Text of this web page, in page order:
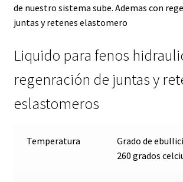
de nuestro sistema sube. Ademas con
juntas y retenes elastomero
Liquido para fenos
regenración de juntas y
eslastomeros
Temperatura
Grado de
260 grados